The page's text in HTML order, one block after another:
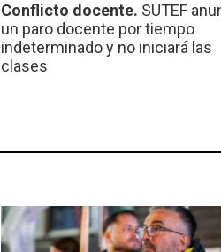
Conflicto docente. SUTEF
un paro docente por tiempo
indeterminado y no iniciará las
clases